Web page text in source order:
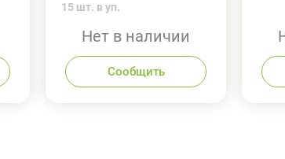
15 шт. в уп.
Нет в наличии
Сообщить